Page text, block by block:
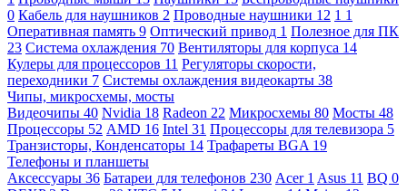
0 Кабель для наушников 2 Проводные наушники 12 1 1
Оперативная память 9 Оптический привод 1 Полезное для ПК
23 Система охлаждения 70 Вентиляторы для корпуса 14
Кулеры для процессоров 11 Регуляторы скорости,
переходники 7 Системы охлаждения видеокарты 38
Чипы, микросхемы, мосты
Видеочипы 40 Nvidia 18 Radeon 22 Микросхемы 80 Мосты 48
Процессоры 52 AMD 16 Intel 31 Процессоры для телевизора 5
Транзисторы, Конденсаторы 14 Трафареты BGA 19
Телефоны и планшеты
Аксессуары 36 Батареи для телефонов 230 Acer 1 Asus 11 BQ 0